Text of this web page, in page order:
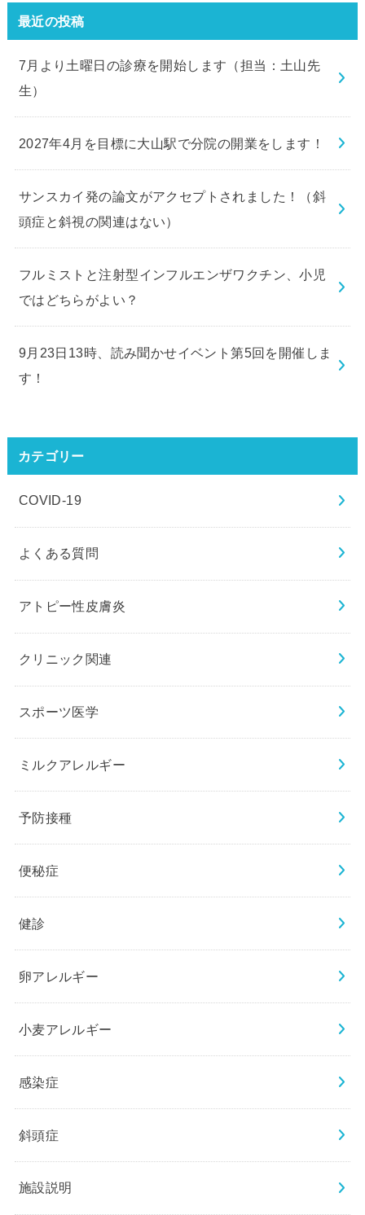
最近の投稿
7月より土曜日の診療を開始します（担当：土山先
生）
2027年4月を目標に大山駅で分院の開業をします！
サンスカイ発の論文がアクセプトされました！（斜
頭症と斜視の関連はない）
フルミストと注射型インフルエンザワクチン、小児
ではどちらがよい？
9月23日13時、読み聞かせイベント第5回を開催しま
す！
カテゴリー
COVID-19
よくある質問
アトピー性皮膚炎
クリニック関連
スポーツ医学
ミルクアレルギー
予防接種
便秘症
健診
卵アレルギー
小麦アレルギー
感染症
斜頭症
施設説明